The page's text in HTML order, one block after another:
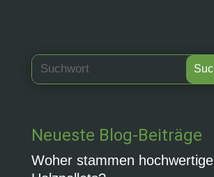
Neueste Blog-Beiträge
Woher stammen hochwertige